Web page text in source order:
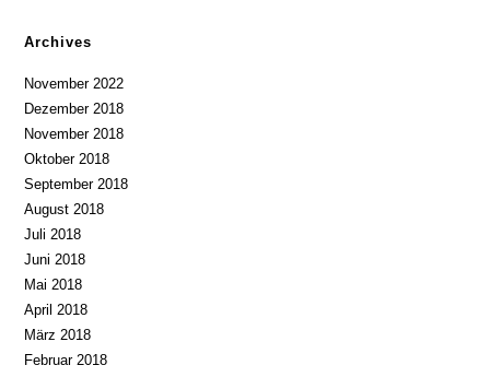
Archives
November 2022
Dezember 2018
November 2018
Oktober 2018
September 2018
August 2018
Juli 2018
Juni 2018
Mai 2018
April 2018
März 2018
Februar 2018